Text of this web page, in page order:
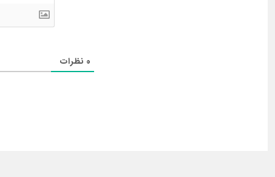
0 نظرات